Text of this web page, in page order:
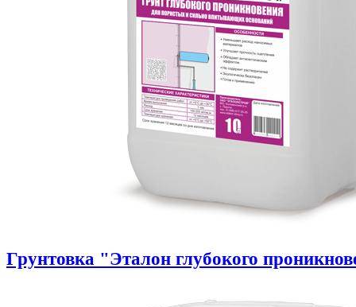
Грунтовка "Эталон глубокого